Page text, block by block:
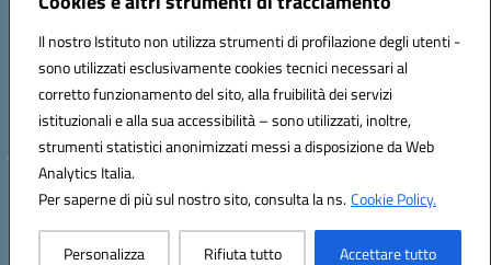
Il nostro Istituto non utilizza strumenti di profilazione degli utenti -
sono utilizzati esclusivamente cookies tecnici necessari al
corretto funzionamento del sito, alla fruibilità dei servizi
istituzionali e alla sua accessibilità – sono utilizzati, inoltre,
strumenti statistici anonimizzati messi a disposizione da Web
Analytics Italia.
Per saperne di più sul nostro sito, consulta la ns.Cookie Policy.
Personalizza Rifiuta tutto Accettare tutto
Codice fiscale: 90279480736
Codice meccanografico:
TAIC873006
Codice unico di fatturazione (CUF): 488XBQ
Hosting & Powered by 3D Solution S.r.l.
Concept & Design by Designers Italia